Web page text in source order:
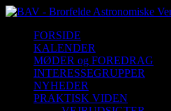
FORSIDE
KALENDER
MØDER og FOREDRAG
INTERESSEGRUPPER
NYHEDER
PRAKTISK VIDEN